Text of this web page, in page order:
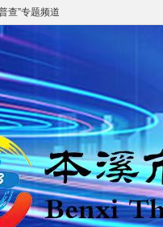
查”专题频道